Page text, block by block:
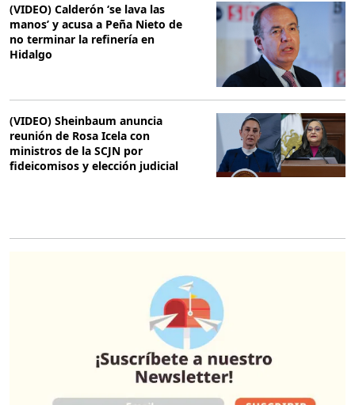
(VIDEO) Calderón ‘se lava las
manos’ y acusa a Peña Nieto de
no terminar la refinería en
Hidalgo
(VIDEO) Sheinbaum anuncia
reunión de Rosa Icela con
ministros de la SCJN por
fideicomisos y elección judicial